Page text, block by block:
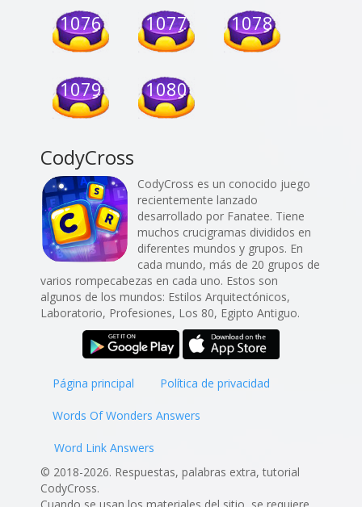
1076 1077 1078
1079 1080
CodyCross
CodyCross es un conocido juego
recientemente lanzado
desarrollado por Fanatee. Tiene
muchos crucigramas divididos en
diferentes mundos y grupos. En
cada mundo, más de 20 grupos de
varios rompecabezas en cada uno. Estos son
algunos de los mundos: Estilos Arquitectónicos,
Laboratorio, Profesiones, Los 80, Egipto Antiguo.
Página principal Política de privacidad
Words Of Wonders Answers
Word Link Answers
© 2018-2026. Respuestas, palabras extra, tutorial
CodyCross.